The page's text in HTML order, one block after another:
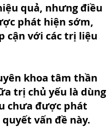
quả, nhưng điều
phát hiện sớm,
cận với các trị liệu
khoa tâm thần
trị chủ yếu là dùng
chưa được phát
vấn đề này.